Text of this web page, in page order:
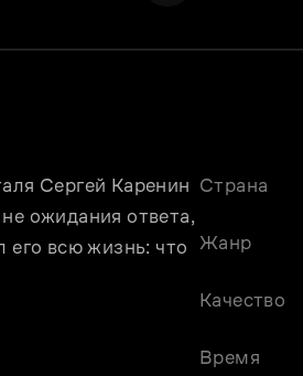
Сергей Каренин
ожидания ответа,
его всю жизнь: что
Страна
Жанр
Качество
Время